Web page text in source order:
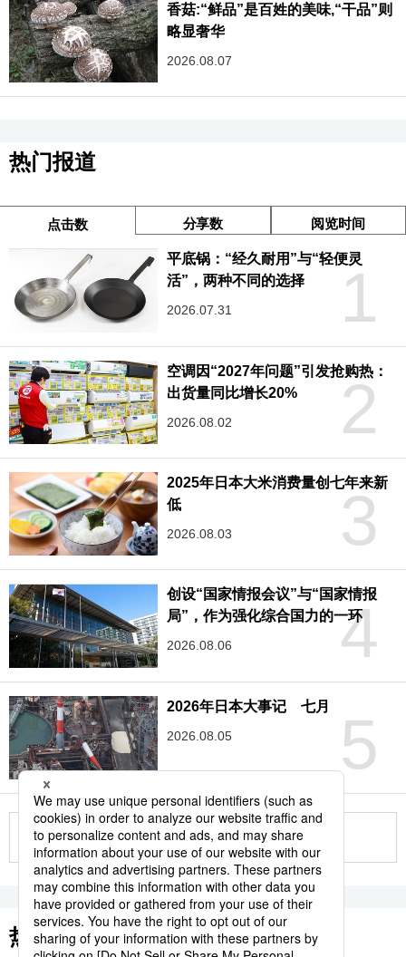
香菇:“鲜品”是百姓的美味,“干品”则
略显奢华
2026.08.07
热门报道
点击数 分享数 阅览时间
1
平底锅：“经久耐用”与“轻便灵
活”，两种不同的选择
2026.07.31
2
空调因“2027年问题”引发抢购热：
出货量同比增长20%
2026.08.02
3
2025年日本大米消费量创七年来新
低
2026.08.03
4
创设“国家情报会议”与“国家情报
局”，作为强化综合国力的一环
2026.08.06
5
2026年日本大事记 七月
2026.08.05
更多
热门关键词